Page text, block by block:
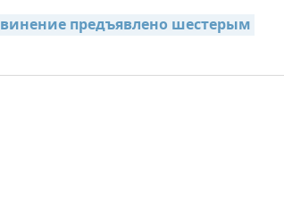
предъявлено шестерым